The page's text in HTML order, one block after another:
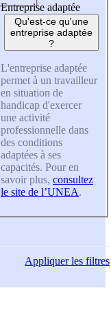
Entreprise adaptée
Qu'est-ce qu'une
entreprise adaptée
?
L'entreprise adaptée
permet à un travailleur
en situation de
handicap d'exercer
une activité
professionnelle dans
des conditions
adaptées à ses
capacités. Pour en
savoir plus, consultez
le site de l’UNEA.
Appliquerles filtres